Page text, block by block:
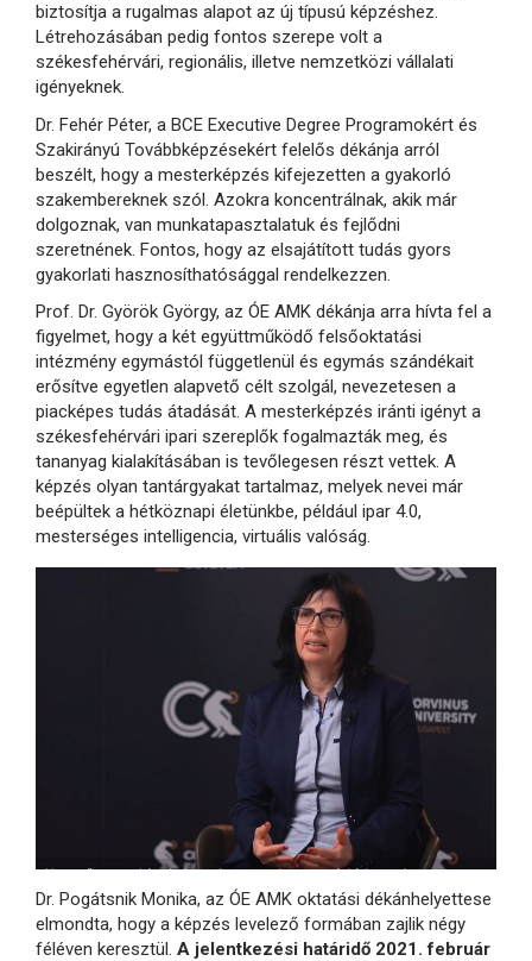
biztosítja a rugalmas alapot az új típusú képzéshez.
Létrehozásában pedig fontos szerepe volt a
székesfehérvári, regionális, illetve nemzetközi vállalati
igényeknek.
Dr. Fehér Péter, a BCE Executive Degree Programokért és
Szakirányú Továbbképzésekért felelős dékánja arról
beszélt, hogy a mesterképzés kifejezetten a gyakorló
szakembereknek szól. Azokra koncentrálnak, akik már
dolgoznak, van munkatapasztalatuk és fejlődni
szeretnének. Fontos, hogy az elsajátított tudás gyors
gyakorlati hasznosíthatósággal rendelkezzen.
Prof. Dr. Györök György, az ÓE AMK dékánja arra hívta fel a
figyelmet, hogy a két együttműködő felsőoktatási
intézmény egymástól függetlenül és egymás szándékait
erősítve egyetlen alapvető célt szolgál, nevezetesen a
piacképes tudás átadását. A mesterképzés iránti igényt a
székesfehérvári ipari szereplők fogalmazták meg, és
tananyag kialakításában is tevőlegesen részt vettek. A
képzés olyan tantárgyakat tartalmaz, melyek nevei már
beépültek a hétköznapi életünkbe, például ipar 4.0,
mesterséges intelligencia, virtuális valóság.
Dr. Pogátsnik Monika, az ÓE AMK oktatási dékánhelyettese
elmondta, hogy a képzés levelező formában zajlik négy
féléven keresztül. A jelentkezési határidő 2021. február